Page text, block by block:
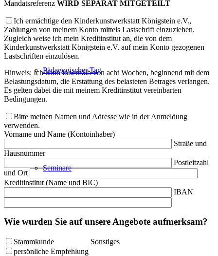
Pädagogischer Tag
Seminare
Mandatsreferenz WIRD SEPARAT MITGETEILT
Ich ermächtige den Kinderkunstwerkstatt Königstein e.V.,
Zahlungen von meinem Konto mittels Lastschrift einzuziehen.
Zugleich weise ich mein Kreditinstitut an, die von dem
Kinderkunstwerkstatt Königstein e.V. auf mein Konto gezogenen
Lastschriften einzulösen.
Hinweis: Ich kann innerhalb von acht Wochen, beginnend mit dem
Belastungsdatum, die Erstattung des belasteten Betrages verlangen.
Es gelten dabei die mit meinem Kreditinstitut vereinbarten
Bedingungen.
Bitte meinen Namen und Adresse wie in der Anmeldung
verwenden.
Vorname und Name (Kontoinhaber)
Straße und
Hausnummer
Postleitzahl
und Ort
Kreditinstitut (Name und BIC)
IBAN
Wie wurden Sie auf unsere Angebote aufmerksam?
Stammkunde
persönliche Empfehlung
Sonstiges